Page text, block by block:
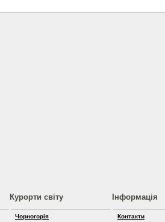
Розміщення інформації про готель на
Курорти світу
Чорногорія
Інформація
Контакти